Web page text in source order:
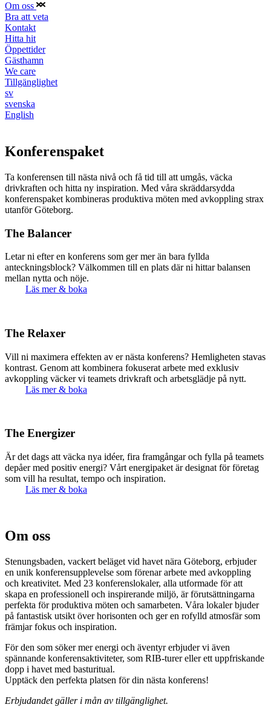
Om oss
Bra att veta
Kontakt
Hitta hit
Öppettider
Gästhamn
We care
Tillgänglighet
sv
svenska
English
Konferens­paket
Ta konferensen till nästa nivå och få tid till att umgås, väcka
drivkraften och hitta ny inspiration. Med våra skräddarsydda
konferenspaket kombineras produktiva möten med avkoppling strax
utanför Göteborg.
The Balancer
Letar ni efter en konferens som ger mer än bara fyllda
anteckningsblock? Välkommen till en plats där ni hittar balansen
mellan nytta och nöje.
Läs mer & boka
The Relaxer
Vill ni maximera effekten av er nästa konferens? Hemligheten stavas
kontrast. Genom att kombinera fokuserat arbete med exklusiv
avkoppling väcker vi teamets drivkraft och arbetsglädje på nytt.
Läs mer & boka
The Energizer
Är det dags att väcka nya idéer, fira framgångar och fylla på teamets
depåer med positiv energi? Vårt energipaket är designat för företag
som vill ha resultat, tempo och inspiration.
Läs mer & boka
Om oss
Stenungsbaden, vackert beläget vid havet nära Göteborg, erbjuder
en unik konferensupplevelse som förenar arbete med avkoppling
och kreativitet. Med 23 konferenslokaler, alla utformade för att
skapa en professionell och inspirerande miljö, är förutsättningarna
perfekta för produktiva möten och samarbeten. Våra lokaler bjuder
på fantastisk utsikt över horisonten och ger en rofylld atmosfär som
främjar fokus och inspiration.
För den som söker mer energi och äventyr erbjuder vi även
spännande konferensaktiviteter, som RIB-turer eller ett uppfriskande
dopp i havet med basturitual.
Upptäck den perfekta platsen för din nästa konferens!
Erbjudandet gäller i mån av tillgänglighet.